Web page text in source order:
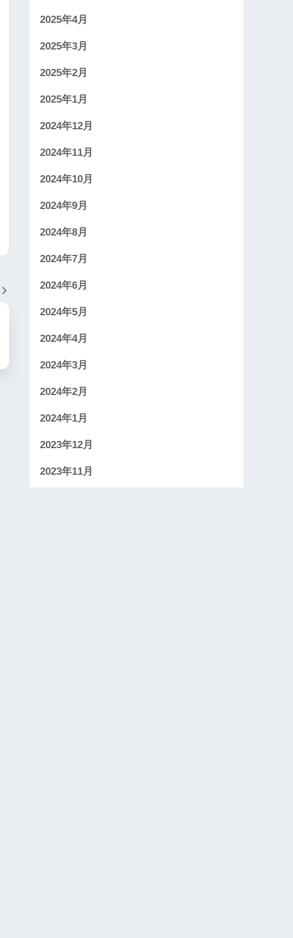
2025年4月
2025年3月
2025年2月
2025年1月
2024年12月
2024年11月
2024年10月
2024年9月
2024年8月
2024年7月
2024年6月
2024年5月
2024年4月
2024年3月
2024年2月
2024年1月
2023年12月
2023年11月